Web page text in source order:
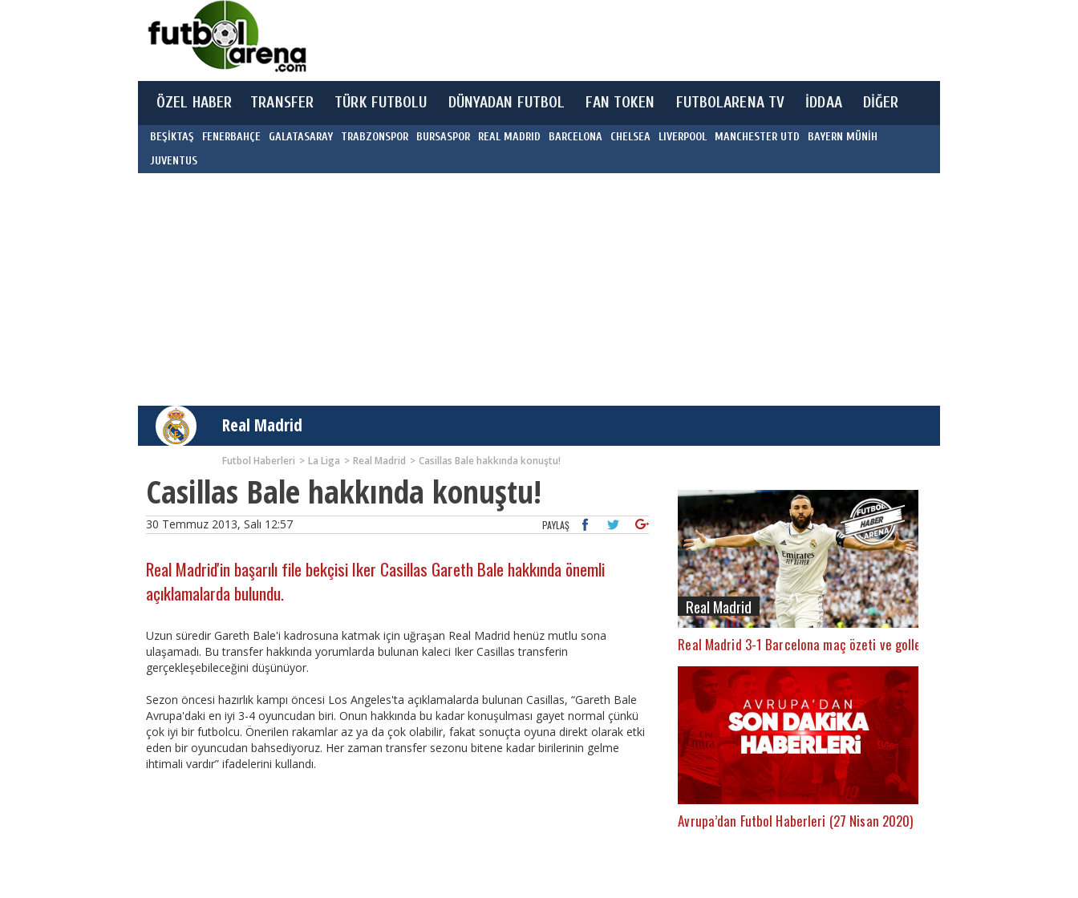
ÖZEL HABER TRANSFER TÜRK FUTBOLU DÜNYADAN FUTBOL FAN TOKEN FUTBOLARENA TV İDDAA DİĞER
BEŞİKTAŞ FENERBAHÇE GALATASARAY TRABZONSPOR BURSASPOR REAL MADRID BARCELONA CHELSEA LIVERPOOL MANCHESTER UTD
BAYERN MÜNİH
JUVENTUS
Real Madrid
Futbol Haberleri La Liga Real Madrid Casillas Bale hakkında konuştu!
Casillas Bale hakkında konuştu!
30 Temmuz 2013, Salı 12:57 PAYLAŞ
Real Madrid'in başarılı file bekçisi Iker Casillas Gareth Bale hakkında önemli
açıklamalarda bulundu.
Uzun süredir Gareth Bale'i kadrosuna katmak için uğraşan Real Madrid henüz mutlu sona
ulaşamadı. Bu transfer hakkında yorumlarda bulunan kaleci Iker Casillas transferin
gerçekleşebileceğini düşünüyor.
Sezon öncesi hazırlık kampı öncesi Los Angeles'ta açıklamalarda bulunan Casillas, “Gareth Bale
Avrupa'daki en iyi 3-4 oyuncudan biri. Onun hakkında bu kadar konuşulması gayet normal çünkü
çok iyi bir futbolcu. Önerilen rakamlar az ya da çok olabilir, fakat sonuçta oyuna direkt olarak etki
eden bir oyuncudan bahsediyoruz. Her zaman transfer sezonu bitene kadar birilerinin gelme
ihtimali vardır” ifadelerini kullandı.
Real Madrid
Real Madrid 3-1 Barcelona maç özeti ve golleri (İZLE)
Avrupa’dan Futbol Haberleri (27 Nisan 2020)